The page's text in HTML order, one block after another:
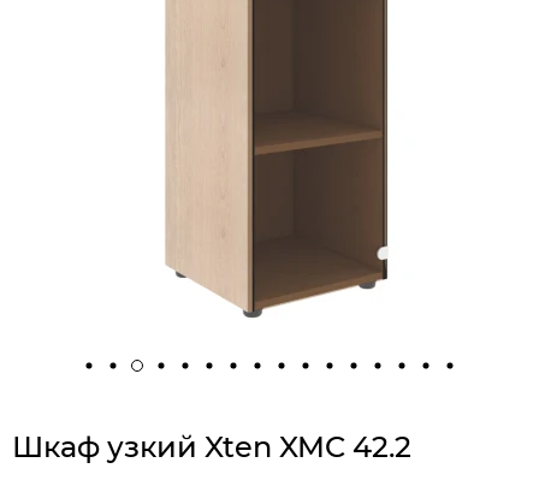
Шкаф узкий Xten XMC 42.2